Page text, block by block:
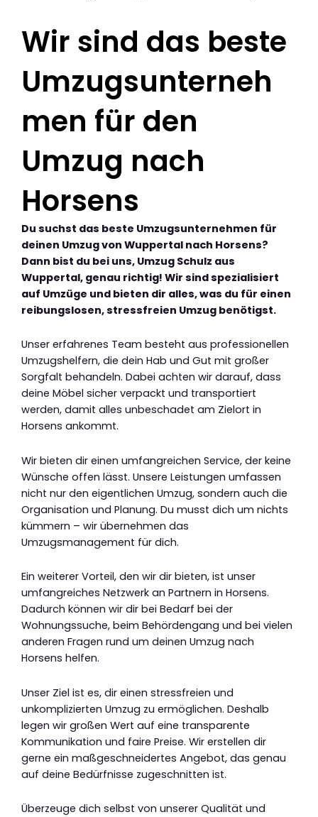
Wir sind das beste
Umzugsunterneh
men für den
Umzug nach
Horsens
Du suchst das beste Umzugsunternehmen für
deinen Umzug von Wuppertal nach Horsens?
Dann bist du bei uns, Umzug Schulz aus
Wuppertal, genau richtig! Wir sind spezialisiert
auf Umzüge und bieten dir alles, was du für einen
reibungslosen, stressfreien Umzug benötigst.
Unser erfahrenes Team besteht aus professionellen
Umzugshelfern, die dein Hab und Gut mit großer
Sorgfalt behandeln. Dabei achten wir darauf, dass
deine Möbel sicher verpackt und transportiert
werden, damit alles unbeschadet am Zielort in
Horsens ankommt.
Wir bieten dir einen umfangreichen Service, der keine
Wünsche offen lässt. Unsere Leistungen umfassen
nicht nur den eigentlichen Umzug, sondern auch die
Organisation und Planung. Du musst dich um nichts
kümmern – wir übernehmen das
Umzugsmanagement für dich.
Ein weiterer Vorteil, den wir dir bieten, ist unser
umfangreiches Netzwerk an Partnern in Horsens.
Dadurch können wir dir bei Bedarf bei der
Wohnungssuche, beim Behördengang und bei vielen
anderen Fragen rund um deinen Umzug nach
Horsens helfen.
Unser Ziel ist es, dir einen stressfreien und
unkomplizierten Umzug zu ermöglichen. Deshalb
legen wir großen Wert auf eine transparente
Kommunikation und faire Preise. Wir erstellen dir
gerne ein maßgeschneidertes Angebot, das genau
auf deine Bedürfnisse zugeschnitten ist.
Überzeuge dich selbst von unserer Qualität und